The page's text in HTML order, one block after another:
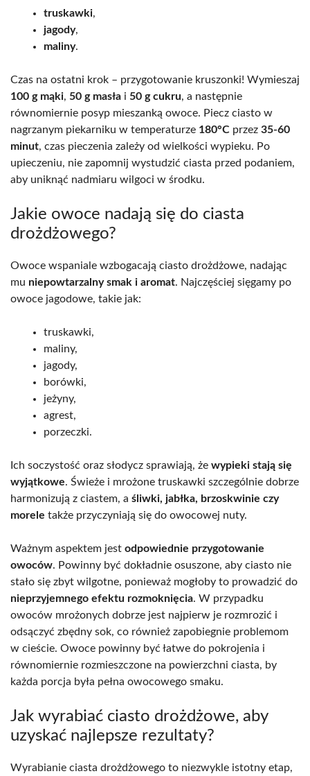
truskawki,
jagody,
maliny.
Czas na ostatni krok – przygotowanie kruszonki! Wymieszaj
100 g mąki, 50 g masła i 50 g cukru, a następnie
równomiernie posyp mieszanką owoce. Piecz ciasto w
nagrzanym piekarniku w temperaturze 180°C przez 35-60
minut, czas pieczenia zależy od wielkości wypieku. Po
upieczeniu, nie zapomnij wystudzić ciasta przed podaniem,
aby uniknąć nadmiaru wilgoci w środku.
Jakie owoce nadają się do ciasta
drożdżowego?
Owoce wspaniale wzbogacają ciasto drożdżowe, nadając
mu niepowtarzalny smak i aromat. Najczęściej sięgamy po
owoce jagodowe, takie jak:
truskawki,
maliny,
jagody,
borówki,
jeżyny,
agrest,
porzeczki.
Ich soczystość oraz słodycz sprawiają, że wypieki stają się
wyjątkowe. Świeże i mrożone truskawki szczególnie dobrze
harmonizują z ciastem, a śliwki, jabłka, brzoskwinie czy
morele także przyczyniają się do owocowej nuty.
Ważnym aspektem jest odpowiednie przygotowanie
owoców. Powinny być dokładnie osuszone, aby ciasto nie
stało się zbyt wilgotne, ponieważ mogłoby to prowadzić do
nieprzyjemnego efektu rozmoknięcia. W przypadku
owoców mrożonych dobrze jest najpierw je rozmrozić i
odsączyć zbędny sok, co również zapobiegnie problemom
w cieście. Owoce powinny być łatwe do pokrojenia i
równomiernie rozmieszczone na powierzchni ciasta, by
każda porcja była pełna owocowego smaku.
Jak wyrabiać ciasto drożdżowe, aby
uzyskać najlepsze rezultaty?
Wyrabianie ciasta drożdżowego to niezwykle istotny etap,